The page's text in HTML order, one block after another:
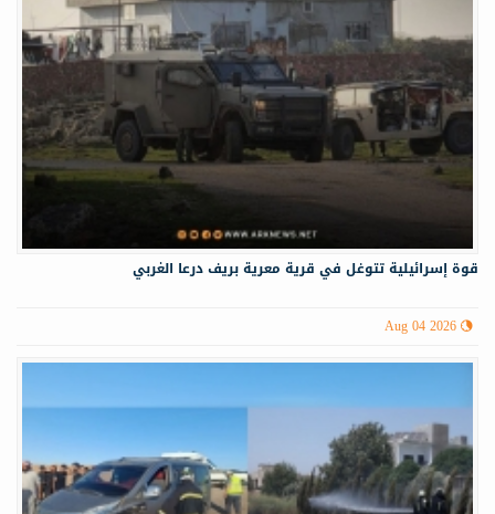
قوة إسرائيلية تتوغل في قرية معرية بريف درعا الغربي
Aug 04 2026